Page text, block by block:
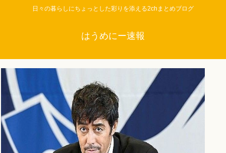
日々の暮らしにちょっとした彩りを添える2chまとめブログ
はうめにー速報